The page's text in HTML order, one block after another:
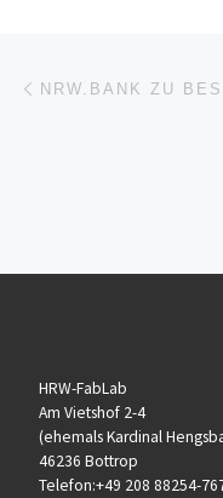
NRW.BANK ZU
HRW-FabLab
Am Vietshof 2-4
(ehemals Kardinal
46236 Bottrop
Telefon:+49 208 88254-